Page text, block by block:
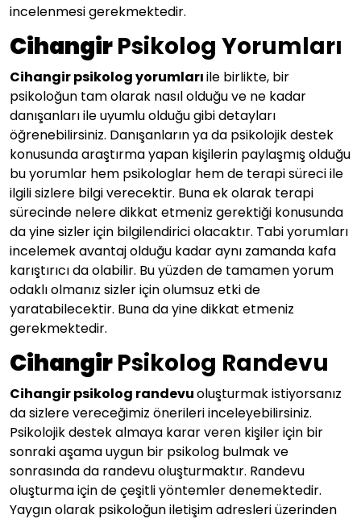
incelenmesi gerekmektedir.
Cihangir Psikolog Yorumları
Cihangir psikolog yorumları ile birlikte, bir
psikoloğun tam olarak nasıl olduğu ve ne kadar
danışanları ile uyumlu olduğu gibi detayları
öğrenebilirsiniz. Danışanların ya da psikolojik destek
konusunda araştırma yapan kişilerin paylaşmış olduğu
bu yorumlar hem psikologlar hem de terapi süreci ile
ilgili sizlere bilgi verecektir. Buna ek olarak terapi
sürecinde nelere dikkat etmeniz gerektiği konusunda
da yine sizler için bilgilendirici olacaktır. Tabi yorumları
incelemek avantaj olduğu kadar aynı zamanda kafa
karıştırıcı da olabilir. Bu yüzden de tamamen yorum
odaklı olmanız sizler için olumsuz etki de
yaratabilecektir. Buna da yine dikkat etmeniz
gerekmektedir.
Cihangir Psikolog Randevu
Cihangir psikolog randevu oluşturmak istiyorsanız
da sizlere vereceğimiz önerileri inceleyebilirsiniz.
Psikolojik destek almaya karar veren kişiler için bir
sonraki aşama uygun bir psikolog bulmak ve
sonrasında da randevu oluşturmaktır. Randevu
oluşturma için de çeşitli yöntemler denemektedir.
Yaygın olarak psikoloğun iletişim adresleri üzerinden